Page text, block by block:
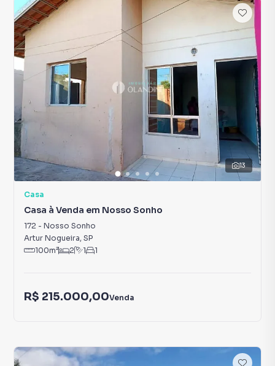
13
Casa
Casa à Venda em Nosso Sonho
172 - Nosso Sonho
Artur Nogueira, SP
100m² 2 1 1
R$ 215.000,00Venda